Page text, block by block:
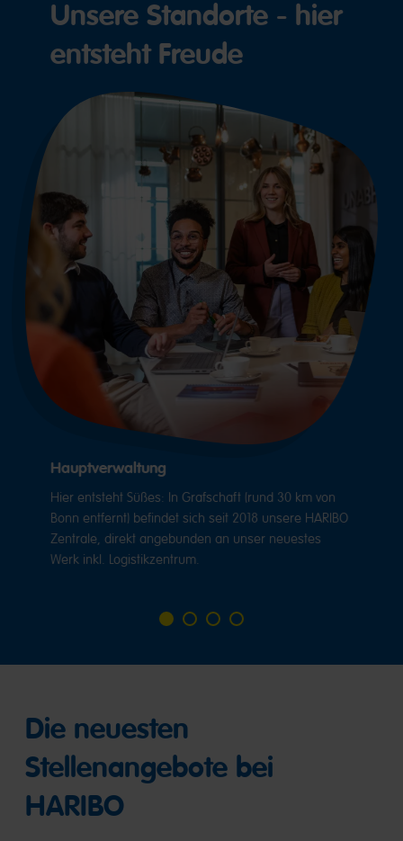
Unsere Standorte - hier
entsteht Freude
Hauptverwaltung
Hier entsteht Süßes: In Grafschaft (rund 30 km von
Bonn entfernt) befindet sich seit 2018 unsere HARIBO
Zentrale, direkt angebunden an unser neuestes
Werk inkl. Logistikzentrum.
Go Go Go Go
Die neuesten
Stellenangebote bei
HARIBO